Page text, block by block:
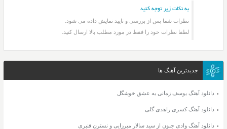
به نکات زیر توجه کنید
نظرات شما پس از بررسی و تایید نمایش داده می شود.
لطفا نظرات خود را فقط در مورد مطلب بالا ارسال کنید.
جدیدترین آهنگ ها
دانلود آهنگ یوسف زمانی یه عشق خوشگل
دانلود آهنگ کسری زاهدی گلی
دانلود آهنگ وادی جنون از سید سالار میرزایی و نسترن قنبری